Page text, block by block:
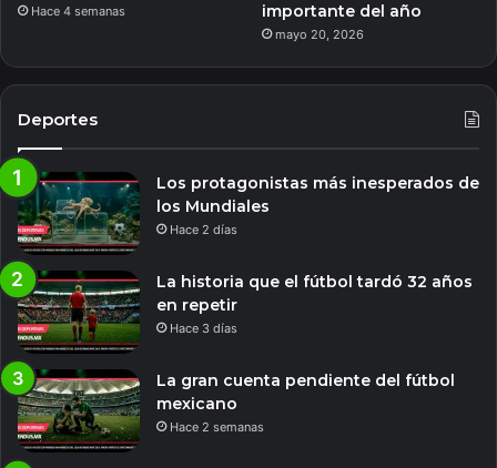
Hace 4 semanas
importante del año
mayo 20, 2026
Deportes
Los protagonistas más inesperados de
los Mundiales
Hace 2 días
La historia que el fútbol tardó 32 años
en repetir
Hace 3 días
La gran cuenta pendiente del fútbol
mexicano
Hace 2 semanas